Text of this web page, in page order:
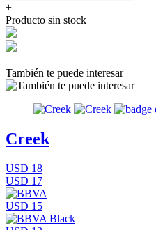
+
Producto sin stock
También te puede interesar
Creek
USD 18
USD 17
USD 15